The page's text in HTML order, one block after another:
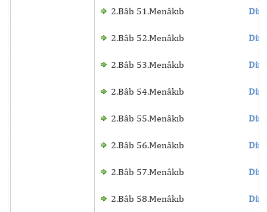
2.Bâb 51.Menâkıb
2.Bâb 52.Menâkıb
2.Bâb 53.Menâkıb
2.Bâb 54.Menâkıb
2.Bâb 55.Menâkıb
2.Bâb 56.Menâkıb
2.Bâb 57.Menâkıb
2.Bâb 58.Menâkıb